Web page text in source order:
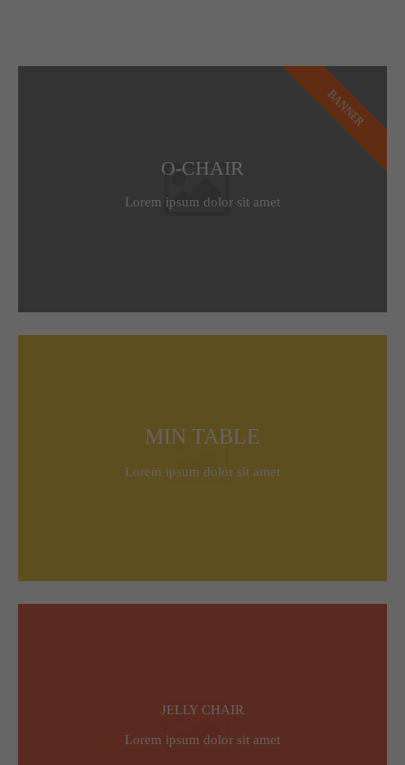
BANNER
O-CHAIR
Lorem ipsum dolor sit amet
MIN TABLE
Lorem ipsum dolor sit amet
JELLY CHAIR
Lorem ipsum dolor sit amet